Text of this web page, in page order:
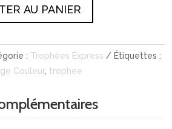
AU PANIER
: Trophées Express
Étiquettes :
Couleur, trophee